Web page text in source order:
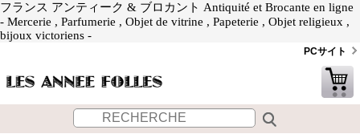
フランス アンティーク & ブロカント Antiquité et Brocante en ligne
- Mercerie , Parfumerie , Objet de vitrine , Papeterie , Objet religieux ,
bijoux victoriens -
PCサイト